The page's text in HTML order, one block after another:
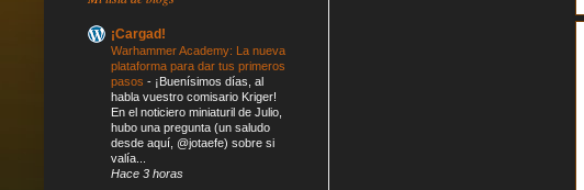
¡Cargad!
Warhammer Academy: La nueva
plataforma para dar tus primeros
pasos - ¡Buenísimos días, al
habla vuestro comisario Kriger!
En el noticiero miniaturil de Julio,
hubo una pregunta (un saludo
desde aquí, @jotaefe) sobre si
valía...
Hace 3 horas